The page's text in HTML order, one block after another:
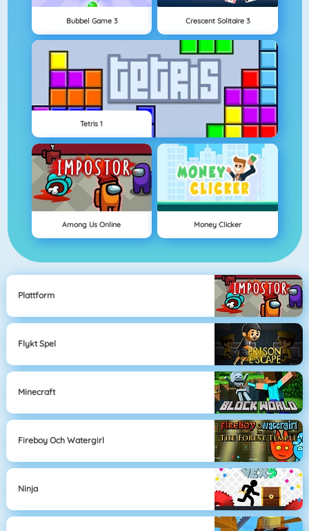
Bubbel Game 3 Crescent Solitaire 3
Tetris 1
Among Us Online Money Clicker
Plattform
Flykt Spel
Minecraft
Fireboy Och Watergirl
Ninja